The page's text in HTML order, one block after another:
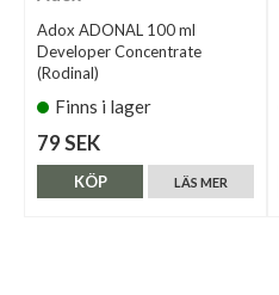
Adox ADONAL 100 ml
Developer Concentrate
(Rodinal)
Finns i lager
79 SEK
LÄS MER
KÖP